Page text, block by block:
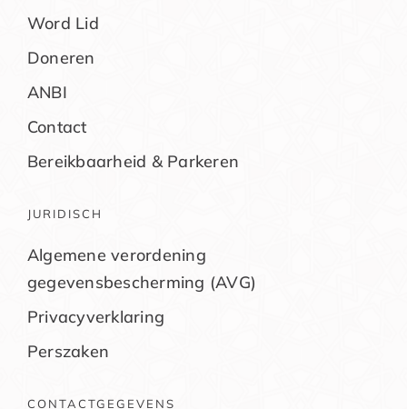
Word Lid
Doneren
ANBI
Contact
Bereikbaarheid & Parkeren
JURIDISCH
Algemene verordening
gegevensbescherming (AVG)
Privacyverklaring
Perszaken
CONTACTGEGEVENS